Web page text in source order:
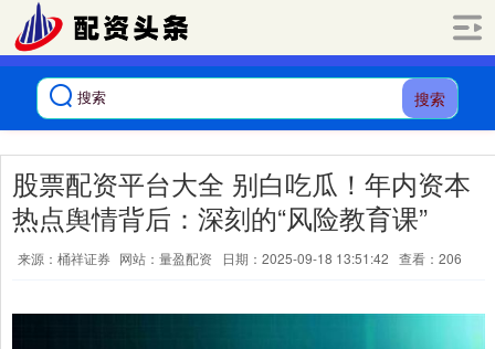
搜索
股票配资平台大全 别白吃瓜！年内资本
热点舆情背后：深刻的“风险教育课”
来源：桶祥证券 网站：量盈配资 日期：2025-09-18 13:51:42 查看：206